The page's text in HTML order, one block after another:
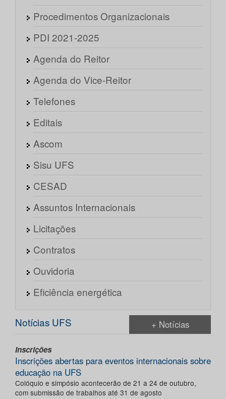
Procedimentos Organizacionais
PDI 2021-2025
Agenda do Reitor
Agenda do Vice-Reitor
Telefones
Editais
Ascom
Sisu UFS
CESAD
Assuntos Internacionais
Licitações
Contratos
Ouvidoria
Eficiência energética
Notícias UFS + Notícias
Inscrições
Inscrições abertas para eventos internacionais sobre
educação na UFS
Colóquio e simpósio acontecerão de 21 a 24 de outubro,
com submissão de trabalhos até 31 de agosto